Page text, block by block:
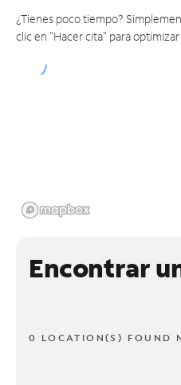
¿Tienes poco tiempo?
clic en "Hacer cita" para
Encontrar
0 LOCATION(S) FOUND